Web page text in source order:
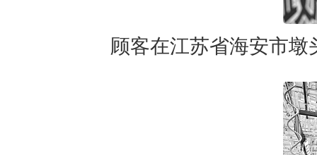
顾客在江苏省海安市